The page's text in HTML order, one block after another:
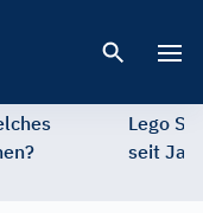
Lego
seit